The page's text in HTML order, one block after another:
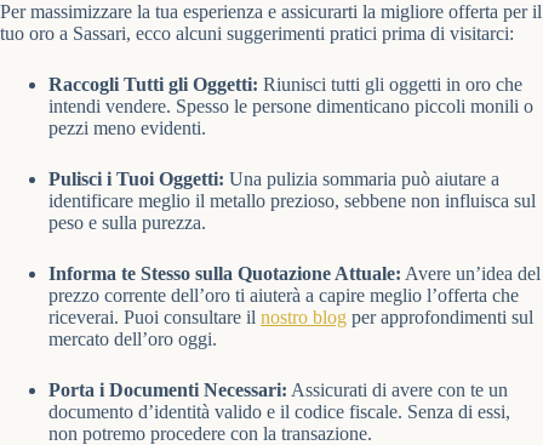
Per massimizzare la tua esperienza e assicurarti la migliore offerta per il
tuo oro a Sassari, ecco alcuni suggerimenti pratici prima di visitarci:
Raccogli Tutti gli Oggetti: Riunisci tutti gli oggetti in oro che
intendi vendere. Spesso le persone dimenticano piccoli monili o
pezzi meno evidenti.
Pulisci i Tuoi Oggetti: Una pulizia sommaria può aiutare a
identificare meglio il metallo prezioso, sebbene non influisca sul
peso e sulla purezza.
Informa te Stesso sulla Quotazione Attuale: Avere un’idea del
prezzo corrente dell’oro ti aiuterà a capire meglio l’offerta che
riceverai. Puoi consultare il nostro blog per approfondimenti sul
mercato dell’oro oggi.
Porta i Documenti Necessari: Assicurati di avere con te un
documento d’identità valido e il codice fiscale. Senza di essi,
non potremo procedere con la transazione.